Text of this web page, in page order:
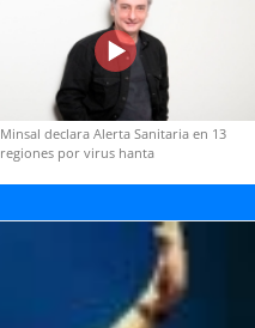
Minsal declara Alerta Sanitaria en 13
regiones por virus hanta